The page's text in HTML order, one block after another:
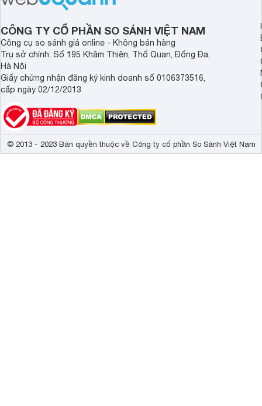
CÔNG TY CỔ PHẦN SO SÁNH VIỆT NAM
Công cụ so sánh giá online - Không bán hàng
Trụ sở chính: Số 195 Khâm Thiên, Thổ Quan, Đống Đa,
Hà Nội
Giấy chứng nhận đăng ký kinh doanh số 0106373516,
cấp ngày 02/12/2013
© 2013 - 2023 Bản quyền thuộc về Công ty cổ phần So Sánh Việt Nam